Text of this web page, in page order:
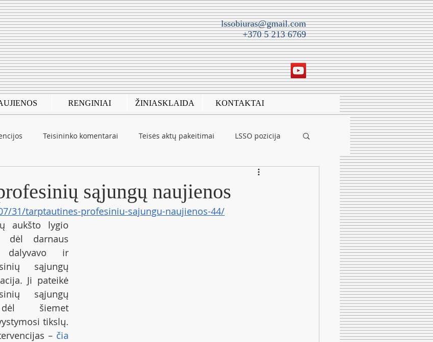
lssobiuras@gmail.com
+370 5 213 6769
RENGINIAI ŽINIASKLAIDA KONTAKTAI
Teisininko komentarai Teisės aktų pakeitimai LSSO pozicija
sąjungų naujienos
31/tarptautines-profesiniu-sajungu-naujienos-44/
aukšto lygio
dėl darnaus
dalyvavo ir
sąjungų
Ji pateikė
sąjungų
dėl šiemet
tikslų.
– čia